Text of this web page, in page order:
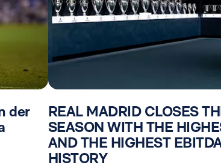
der
REAL MADRID CLOSES
SEASON WITH THE
AND THE HIGHEST
HISTORY